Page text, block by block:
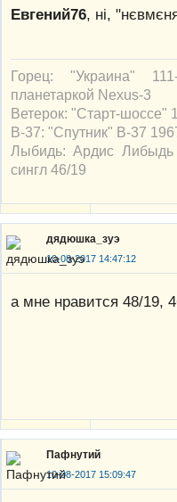
Евгений76, ні,
Горец: "Украина"
планетаркой Nexus-3
Ветерок: "Старт-шоссе"
В-37: "Спутник" В-37
Лыбидь: Ардис
сингл 46/19
дядюшка_зуэ
10-08-2017 14:47:12
а мне нравится 48/19,
Пафнутий
10-08-2017 15:09:47